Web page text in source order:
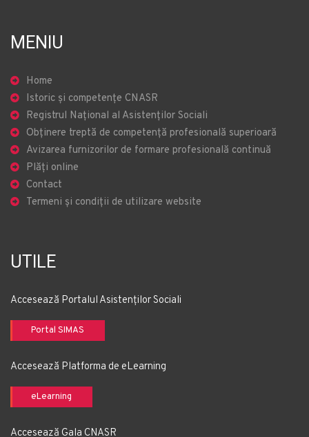
MENIU
Home
Istoric și competențe CNASR
Registrul Național al Asistenților Sociali
Obținere treptă de competență profesională superioară
Avizarea furnizorilor de formare profesională continuă
Plăți online
Contact
Termeni și condiții de utilizare website
UTILE
Accesează Portalul Asistenților Sociali
Portal SIMAS
Accesează Platforma de eLearning
eLearning
Accesează Gala CNASR